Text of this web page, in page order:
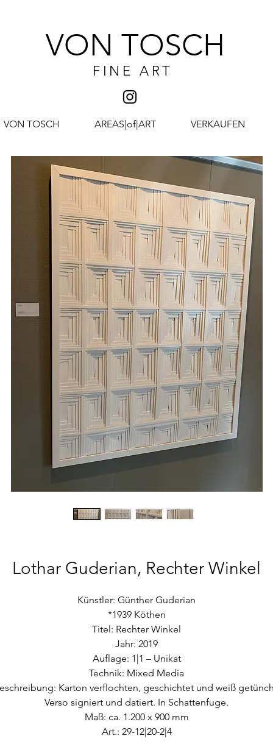
VON TOSCH
FINE ART
VON TOSCH AREAS|of|ART VERKAUFEN
Lothar Guderian, Rechter Winkel
Künstler: Günther Guderian
*1939 Köthen
Titel: Rechter Winkel
Jahr: 2019
Auflage: 1|1 – Unikat
Technik: Mixed Media
Karton verflochten, geschichtet und weiß
Verso signiert und datiert. In Schattenfuge.
Maß: ca. 1.200 x 900 mm
Art.: 29-12|20-2|4